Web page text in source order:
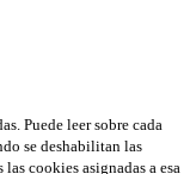
Puede leer sobre cada
se deshabilitan las
cookies asignadas a esa